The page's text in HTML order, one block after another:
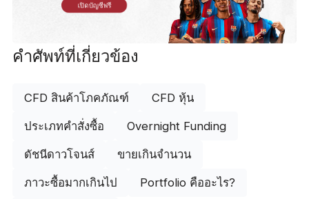
เปิดบัญชีฟรี
คำศัพท์ที่เกี่ยวข้อง
CFD สินค้าโภคภัณฑ์ CFD หุ้น
ประเภทคำสั่งซื้อ Overnight Funding
ดัชนีดาวโจนส์ ขายเกินจำนวน
ภาวะซื้อมากเกินไป Portfolio คืออะไร?